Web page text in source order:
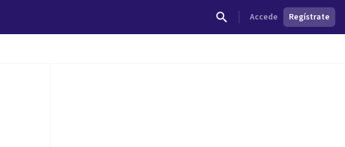
Accede Regístrate